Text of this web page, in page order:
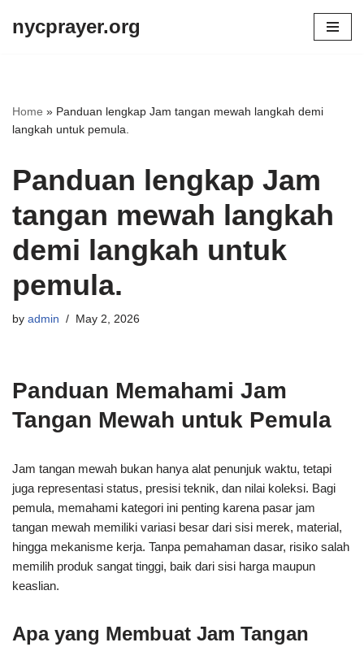
nycprayer.org
Home » Panduan lengkap Jam tangan mewah langkah demi
langkah untuk pemula.
Panduan lengkap Jam
tangan mewah langkah
demi langkah untuk
pemula.
by admin May 2, 2026
Panduan Memahami Jam
Tangan Mewah untuk Pemula
Jam tangan mewah bukan hanya alat penunjuk waktu, tetapi
juga representasi status, presisi teknik, dan nilai koleksi. Bagi
pemula, memahami kategori ini penting karena pasar jam
tangan mewah memiliki variasi besar dari sisi merek, material,
hingga mekanisme kerja. Tanpa pemahaman dasar, risiko salah
memilih produk sangat tinggi, baik dari sisi harga maupun
keaslian.
Apa yang Membuat Jam Tangan